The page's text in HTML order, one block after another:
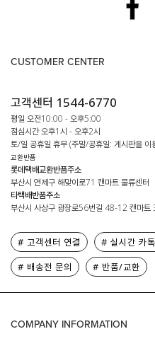
CUSTOMER CENTER
고객센터 1544-6770
평일 오전10:00 - 오후5:00
점심시간 오후1시 - 오후2시
토/일 공휴일 휴무 (주말/공휴일: 게시판을 이
교환반품
롯데택배교환반품주소
부산시 연제구 해맞이로71 캔마트 물류센터
타택배반품주소
부산시 사상구 광장로56번길 48-12 캔마트
# 고객센터 연결 # 실시간 카
# 배송전 문의
# 반품/교환
COMPANY INFORMATION